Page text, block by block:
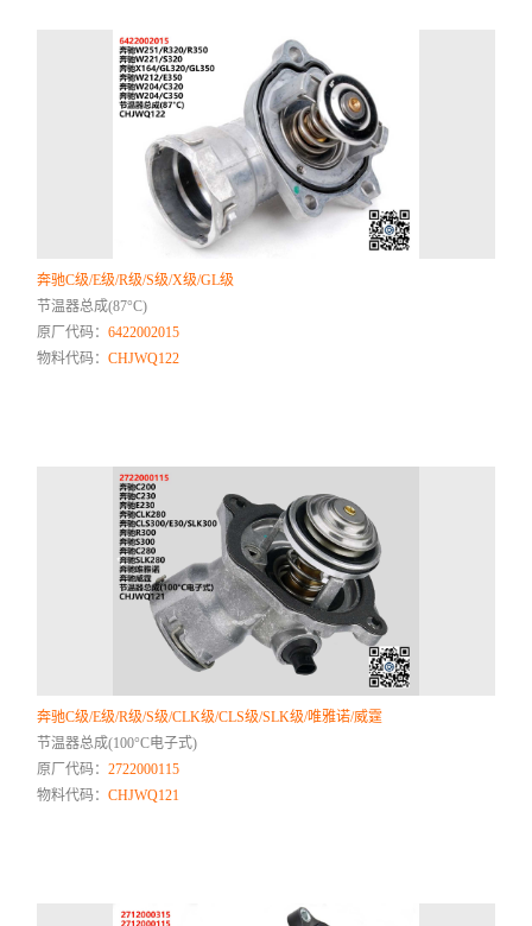
奔驰C级/E级/R级/S级/X级/GL级
节温器总成(87°C)
原厂代码：6422002015
物料代码：CHJWQ122
奔驰C级/E级/R级/S级/CLK级/CLS级/SLK级/唯雅诺/威霆
节温器总成(100°C电子式)
原厂代码：2722000115
物料代码：CHJWQ121